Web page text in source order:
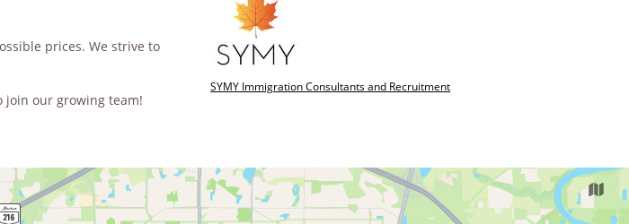
prices. We strive to
join our growing team!
SYMY Immigration Consultants and Recruitment